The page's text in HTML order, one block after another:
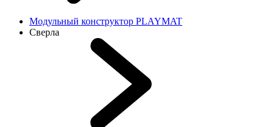
Модульный конструктор PLAYMAT
Сверла